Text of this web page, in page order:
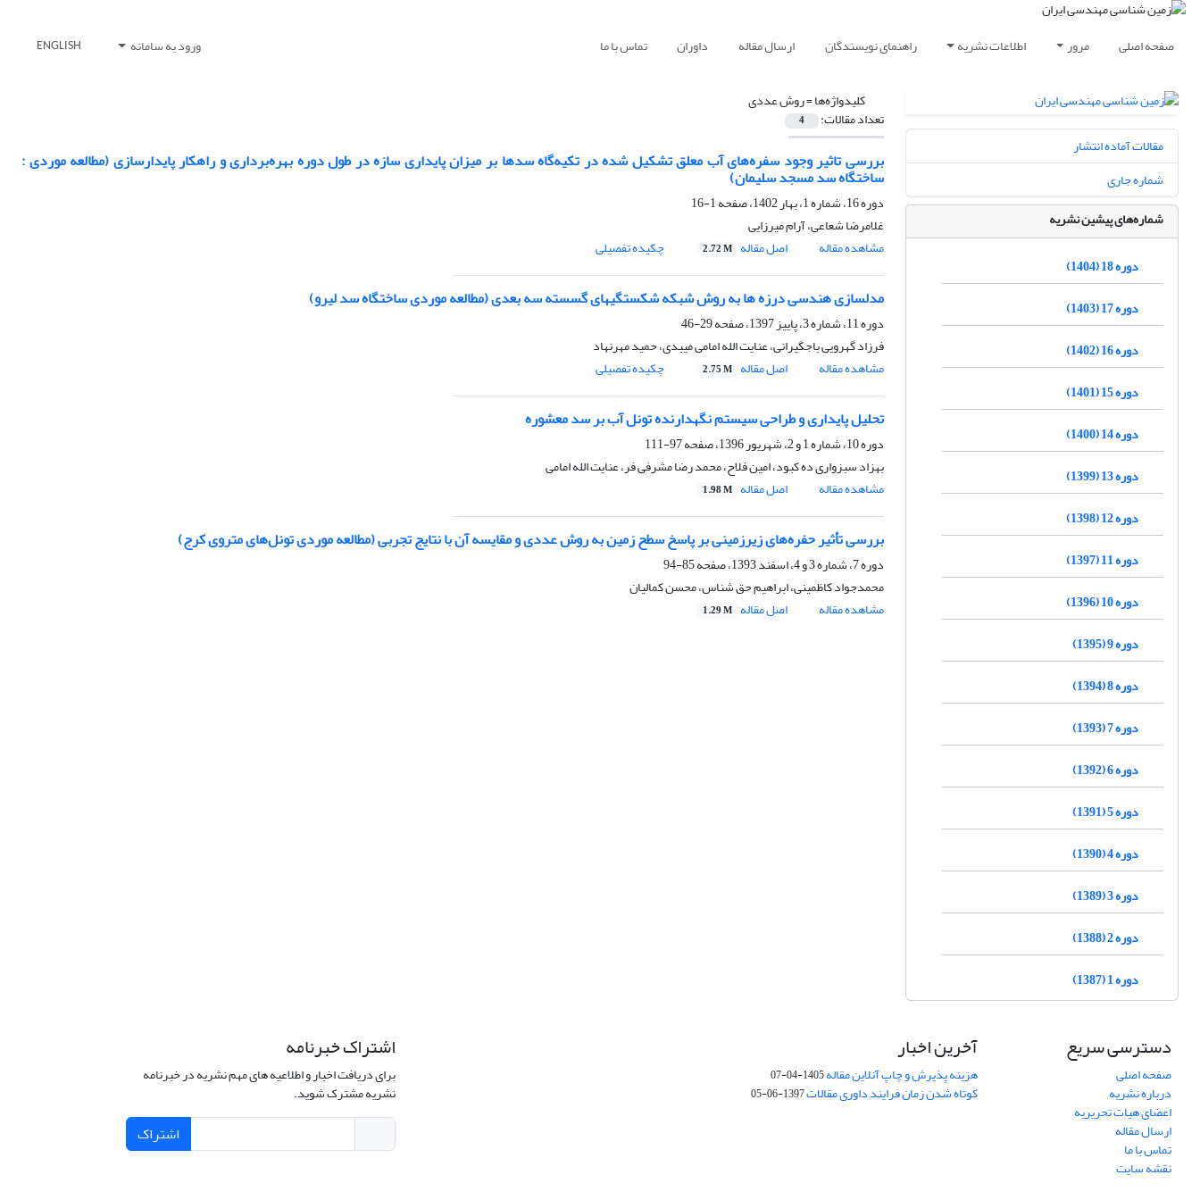
صفحه اصلی مرور اطلاعات نشریه راهنمای نویسندگان ارسال مقاله داوران تماس با ما ورود به سامانه ENGLISH
کلیدواژه‌ها =روش عددی
تعداد مقالات: 4
بررسی تاثیر وجود سفره‌های آب معلق تشکیل شده در تکیه‌گاه سدها بر میزان پایداری سازه در طول دوره بهره‌برداری و راهکار پایدارسازی (مطالعه موردی :
ساختگاه سد مسجد سلیمان)
دوره 16، شماره 1، بهار 1402، صفحه
1-16
غلامرضا شعاعی، آرام میرزایی
مشاهده مقاله
اصل مقاله 2.72 M چکیده تفصیلی
مدلسازی هندسی درزه ها به روش شبکه شکستگیهای گسسته سه بعدی (مطالعه موردی ساختگاه سد لیرو)
دوره 11، شماره 3، پاییز 1397، صفحه
29-46
فرزاد گهرویی باجگیرانی، عنایت الله امامی میبدی، حمید مهرنهاد
مشاهده مقاله
اصل مقاله 2.75 M چکیده تفصیلی
تحلیل پایداری و طراحی سیستم نگهدارنده تونل آب بر سد معشوره
دوره 10، شماره 1 و 2، شهریور 1396، صفحه
97-111
بهزاد سبزواری ده کبود، امین فلاح، محمد رضا مشرفی فر، عنایت الله امامی
مشاهده مقاله
اصل مقاله 1.98 M
بررسی تأثیر حفره‌های زیرزمینی بر پاسخ سطح زمین به روش عددی و مقایسه آن با نتایج تجربی (مطالعه موردی تونل‌های متروی کرج)
دوره 7، شماره 3 و 4، اسفند 1393، صفحه
85-94
محمدجواد کاظمینی، ابراهیم حق شناس، محسن کمالیان
مشاهده مقاله
اصل مقاله 1.29 M
مقالات آماده انتشار
شماره جاری
شماره‌های پیشین نشریه
دوره 18 (1404)
دوره 17 (1403)
دوره 16 (1402)
دوره 15 (1401)
دوره 14 (1400)
دوره 13 (1399)
دوره 12 (1398)
دوره 11 (1397)
دوره 10 (1396)
دوره 9 (1395)
دوره 8 (1394)
دوره 7 (1393)
دوره 6 (1392)
دوره 5 (1391)
دوره 4 (1390)
دوره 3 (1389)
دوره 2 (1388)
دوره 1 (1387)
دسترسی سریع
صفحه اصلی
درباره نشریه
اعضای هیات تحریریه
ارسال مقاله
تماس با ما
نقشه سایت
آخرین اخبار
هزینه پذیرش و چاپ آنلاین مقاله1405-04-07
کوتاه شدن زمان فرایند داوری مقالات1397-06-05
اشتراک خبرنامه
برای دریافت اخبار و اطلاعیه های مهم نشریه در خبرنامه
نشریه مشترک شوید.
اشتراک